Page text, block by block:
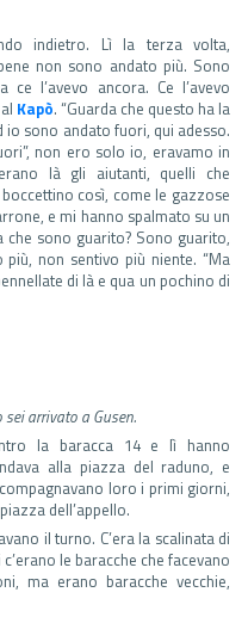
indietro. Lì la terza volta,
non sono andato più. Sono
l’avevo ancora. Ce l’avevo
Kapò. “Guarda che questo ha la
io sono andato fuori, qui adesso.
non ero solo io, eravamo in
là gli aiutanti, quelli che
così, come le gazzose
e mi hanno spalmato su un
sono guarito? Sono guarito,
non sentivo più niente. “Ma
di là e qua un pochino di
sei arrivato a Gusen.
la baracca 14 e lì hanno
alla piazza del raduno, e
loro i primi giorni,
dell’appello.
il turno. C’era la scalinata di
le baracche che facevano
ma erano baracche vecchie,